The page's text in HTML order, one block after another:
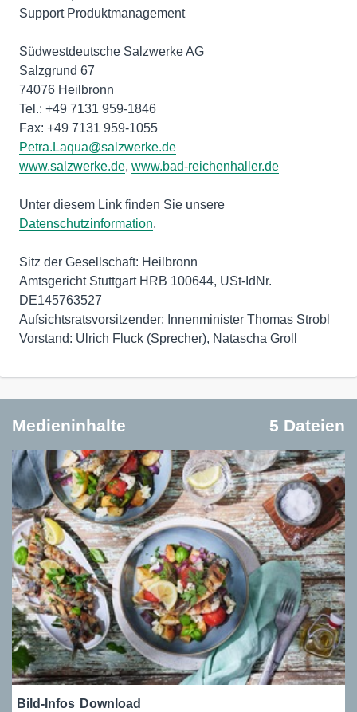
Support Produktmanagement
Südwestdeutsche Salzwerke AG
Salzgrund 67
74076 Heilbronn
Tel.: +49 7131 959-1846
www.salzwerke.de, www.bad-reichenhaller.de
Unter diesem Link finden Sie unsere
Datenschutzinformation.
Sitz der Gesellschaft: Heilbronn
Amtsgericht Stuttgart HRB 100644, USt-IdNr.
DE145763527
Aufsichtsratsvorsitzender: Innenminister Thomas Strobl
Vorstand: Ulrich Fluck (Sprecher), Natascha Groll
Medieninhalte 5 Dateien
Bild-Infos Download